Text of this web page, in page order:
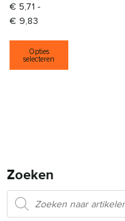
€ 5,71 -
€ 9,83
Opties
selecteren
Dit product
Zoeken
Producten zoeken